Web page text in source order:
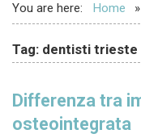
You are here: Home
Tag: dentisti trieste
Differenza tra
osteointegrata